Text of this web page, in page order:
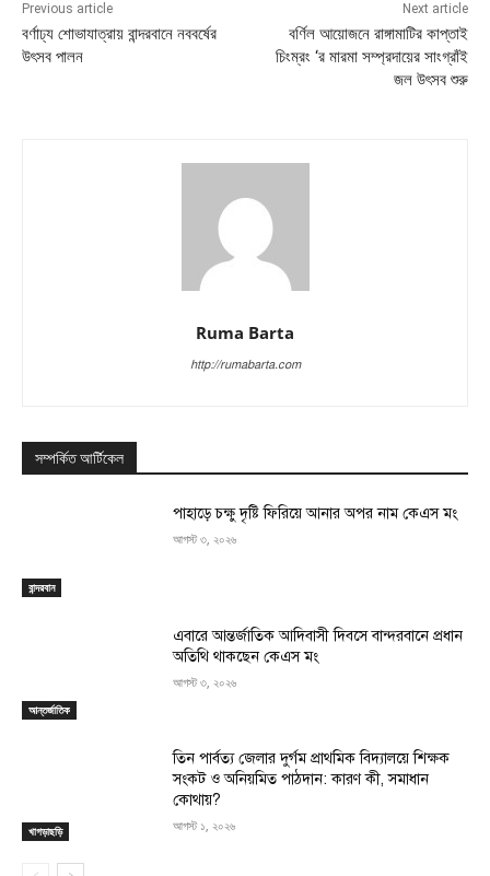
Previous article
বর্ণাঢ্য শোভাযাত্রায় বান্দরবানে নববর্ষের
উৎসব পালন
Next article
বর্ণিল আয়োজনে রাঙ্গামাটির কাপ্তাই
চিংম্রং ‘র মারমা সম্প্রদায়ের সাংগ্রাঁই
জল উৎসব শুরু
Ruma Barta
http://rumabarta.com
সম্পর্কিত আর্টিকেল
বান্দরবান
পাহাড়ে চক্ষু দৃষ্টি ফিরিয়ে আনার অপর নাম কেএস মং
আগস্ট ৩, ২০২৬
আন্তর্জাতিক
এবারে আন্তর্জাতিক আদিবাসী দিবসে বান্দরবানে প্রধান
অতিথি থাকছেন কেএস মং
আগস্ট ৩, ২০২৬
খাগড়াছড়ি
তিন পার্বত্য জেলার দুর্গম প্রাথমিক বিদ্যালয়ে শিক্ষক
সংকট ও অনিয়মিত পাঠদান: কারণ কী, সমাধান
কোথায়?
আগস্ট ১, ২০২৬